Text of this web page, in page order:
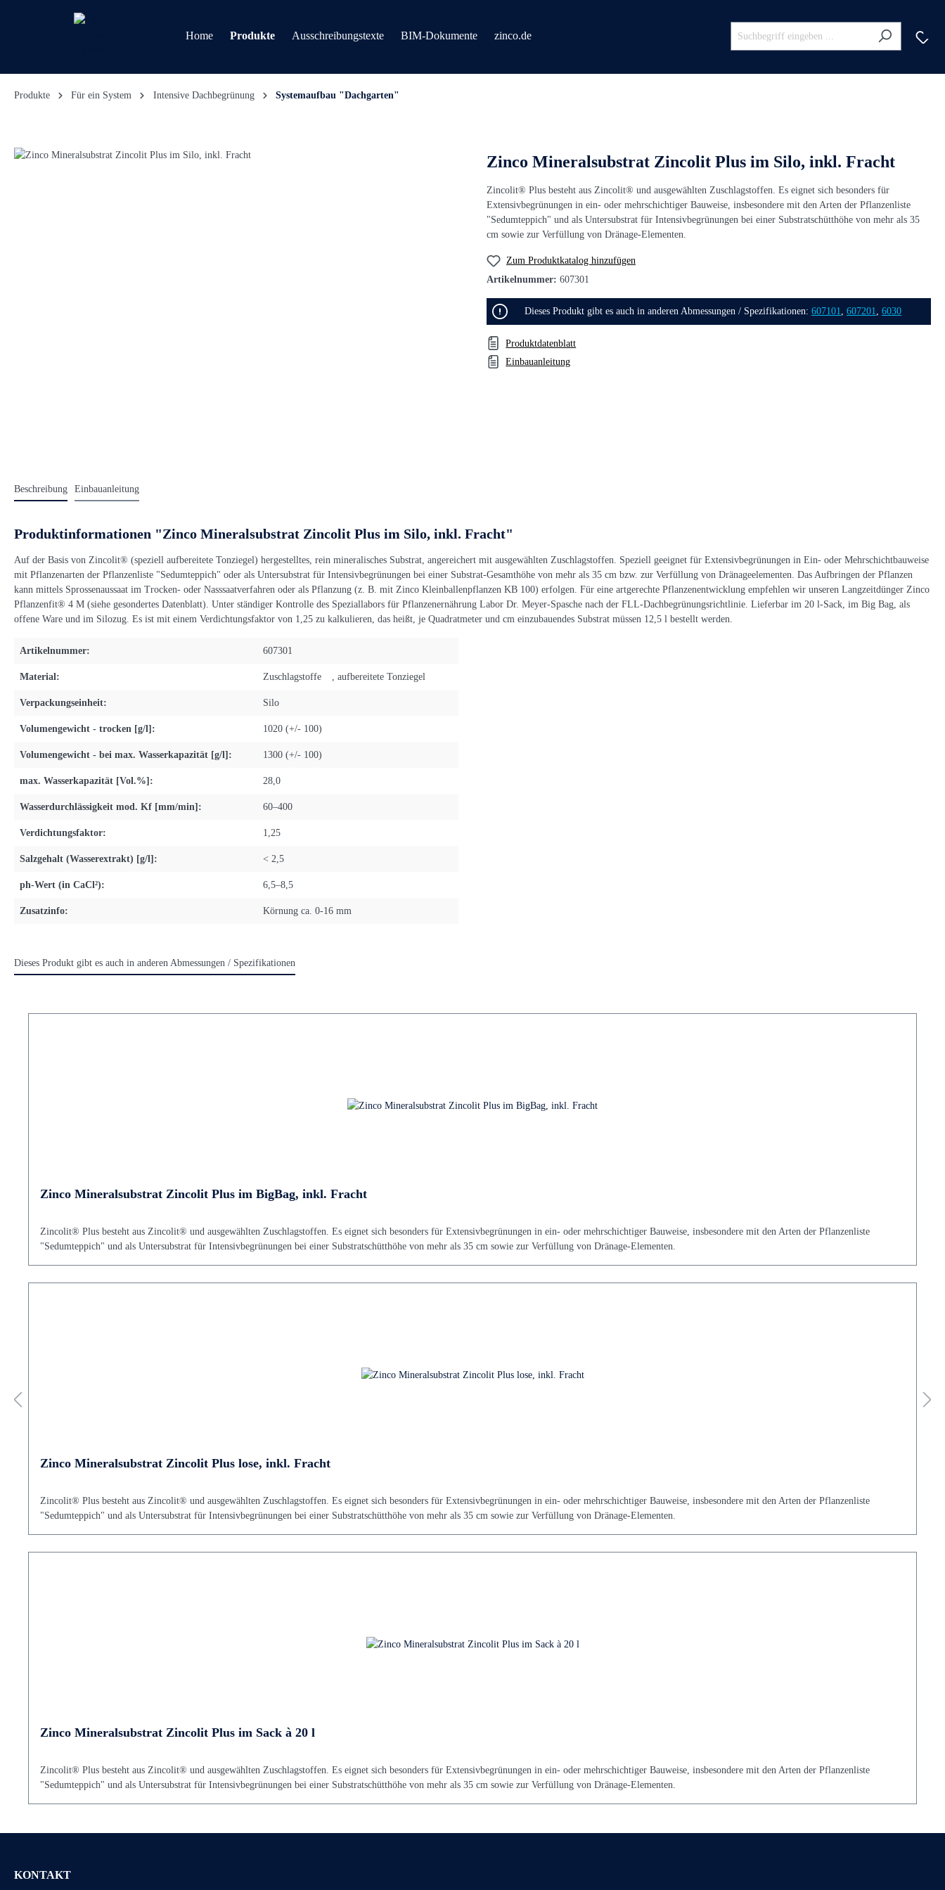
Home Produkte Ausschreibungstexte BIM-Dokumente zinco.de
Produkte Für ein System Intensive Dachbegrünung Systemaufbau "Dachgarten"
Zinco Mineralsubstrat Zincolit Plus im Silo, inkl. Fracht
Zincolit® Plus besteht aus Zincolit® und ausgewählten Zuschlagstoffen. Es eignet sich besonders für
Extensivbegrünungen in ein- oder mehrschichtiger Bauweise, insbesondere mit den Arten der Pflanzenliste
"Sedumteppich" und als Untersubstrat für Intensivbegrünungen bei einer Substratschütthöhe von mehr als 35
cm sowie zur Verfüllung von Dränage-Elementen.
Zum Produktkatalog hinzufügen
Artikelnummer: 607301
Dieses Produkt gibt es auch in anderen Abmessungen / Spezifikationen: 607101 607201 6030
Produktdatenblatt
Einbauanleitung
Beschreibung Einbauanleitung
Produktinformationen "Zinco Mineralsubstrat Zincolit Plus im Silo, inkl. Fracht"
Auf der Basis von Zincolit® (speziell aufbereitete Tonziegel) hergestelltes, rein mineralisches Substrat, angereichert mit ausgewählten Zuschlagstoffen. Speziell geeignet für Extensivbegrünungen in Ein- oder Mehrschichtbauweise
mit Pflanzenarten der Pflanzenliste "Sedumteppich" oder als Untersubstrat für Intensivbegrünungen bei einer Substrat-Gesamthöhe von mehr als 35 cm bzw. zur Verfüllung von Dränageelementen. Das Aufbringen der Pflanzen
kann mittels Sprossenaussaat im Trocken- oder Nasssaatverfahren oder als Pflanzung (z. B. mit Zinco Kleinballenpflanzen KB 100) erfolgen. Für eine artgerechte Pflanzenentwicklung empfehlen wir unseren Langzeitdünger Zinco
Pflanzenfit® 4 M (siehe gesondertes Datenblatt). Unter ständiger Kontrolle des Speziallabors für Pflanzenernährung Labor Dr. Meyer-Spasche nach der FLL-Dachbegrünungsrichtlinie. Lieferbar im 20 l-Sack, im Big Bag, als
offene Ware und im Silozug. Es ist mit einem Verdichtungsfaktor von 1,25 zu kalkulieren, das heißt, je Quadratmeter und cm einzubauendes Substrat müssen 12,5 l bestellt werden.
Artikelnummer: 607301
Material: Zuschlagstoffe , aufbereitete Tonziegel
Verpackungseinheit: Silo
Volumengewicht - trocken [g/l]: 1020 (+/- 100)
Volumengewicht - bei max. Wasserkapazität [g/l]: 1300 (+/- 100)
max. Wasserkapazität [Vol.%]: 28,0
Wasserdurchlässigkeit mod. Kf [mm/min]: 60–400
Verdichtungsfaktor: 1,25
Salzgehalt (Wasserextrakt) [g/l]: < 2,5
ph-Wert (in CaCl²): 6,5–8,5
Zusatzinfo: Körnung ca. 0-16 mm
Dieses Produkt gibt es auch in anderen Abmessungen / Spezifikationen
Zinco Mineralsubstrat Zincolit Plus im BigBag, inkl. Fracht
Zincolit® Plus besteht aus Zincolit® und ausgewählten Zuschlagstoffen. Es eignet sich besonders für Extensivbegrünungen in ein- oder mehrschichtiger Bauweise, insbesondere mit den Arten der Pflanzenliste
"Sedumteppich" und als Untersubstrat für Intensivbegrünungen bei einer Substratschütthöhe von mehr als 35 cm sowie zur Verfüllung von Dränage-Elementen.
Zinco Mineralsubstrat Zincolit Plus lose, inkl. Fracht
Zincolit® Plus besteht aus Zincolit® und ausgewählten Zuschlagstoffen. Es eignet sich besonders für Extensivbegrünungen in ein- oder mehrschichtiger Bauweise, insbesondere mit den Arten der Pflanzenliste
"Sedumteppich" und als Untersubstrat für Intensivbegrünungen bei einer Substratschütthöhe von mehr als 35 cm sowie zur Verfüllung von Dränage-Elementen.
Zinco Mineralsubstrat Zincolit Plus im Sack à 20 l
Zincolit® Plus besteht aus Zincolit® und ausgewählten Zuschlagstoffen. Es eignet sich besonders für Extensivbegrünungen in ein- oder mehrschichtiger Bauweise, insbesondere mit den Arten der Pflanzenliste
"Sedumteppich" und als Untersubstrat für Intensivbegrünungen bei einer Substratschütthöhe von mehr als 35 cm sowie zur Verfüllung von Dränage-Elementen.
KONTAKT